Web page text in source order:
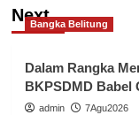
NextBangka Belitung
Dalam Rangka
BKPSDMD Babel
admin 7Agu2026